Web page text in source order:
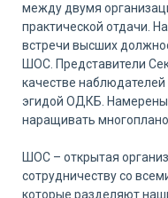
между двумя
практической отдачи.
встречи высших
ШОС. Представители
качестве
эгидой ОДКБ. Намерены
наращивать
ШОС – открытая
сотрудничеству со
которые разделяют